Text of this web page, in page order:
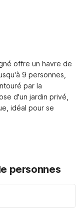
offre un havre de
9 personnes,
par la
d'un jardin privé,
idéal pour se
personnes